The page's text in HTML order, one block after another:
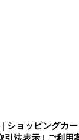
| ショッピングカー
引法表示 | ご利用